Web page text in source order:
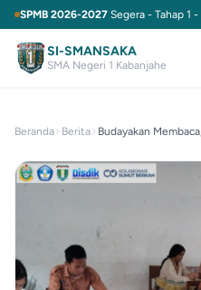
SPMB 2026-2027 Segera - Tahap 1
SI-SMANSAKA
SMA Negeri 1 Kabanjahe
Beranda Berita
Budayakan